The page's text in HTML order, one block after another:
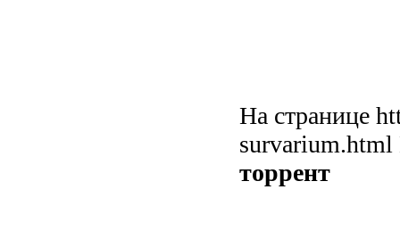
На странице
торрент